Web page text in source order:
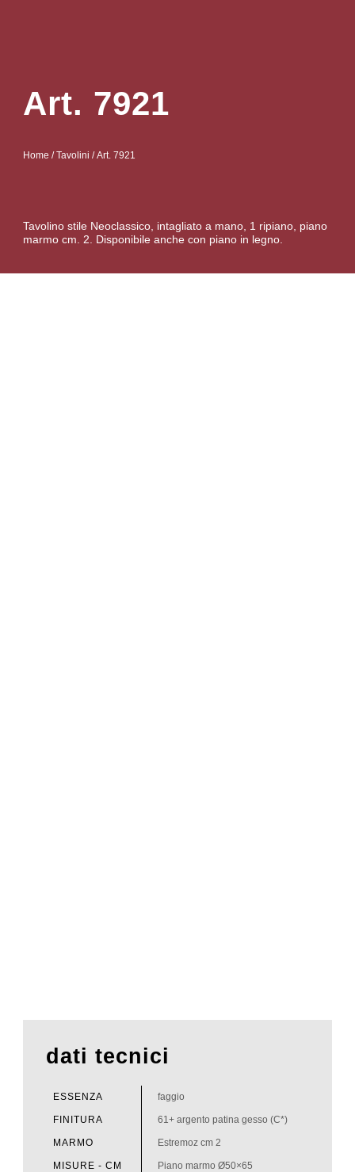
Art. 7921
Home /Tavolini / Art. 7921
Tavolino stile Neoclassico, intagliato a mano, 1 ripiano, piano
marmo cm. 2. Disponibile anche con piano in legno.
dati tecnici
ESSENZA faggio
FINITURA 61+ argento patina gesso (C*)
MARMO Estremoz cm 2
MISURE - CM Piano marmo Ø50×65